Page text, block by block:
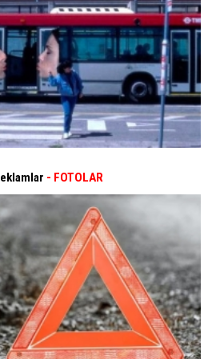
- FOTOLAR